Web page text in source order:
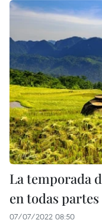
La temporada
en todas
07/07/2022 08:50